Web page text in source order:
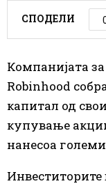
СПОДЕЛИ
Компанијата
Robinhood
капитал од
купување
нанесоа
Инвеститорите